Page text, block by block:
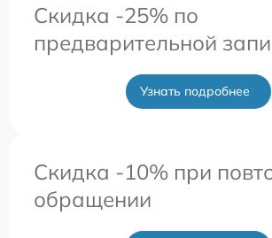
Скидка -25% по
предварительной
Узнать подробнее
Скидка -10% при
обращении